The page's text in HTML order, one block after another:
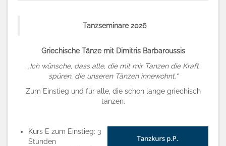
Tanzseminare 2026
Griechische Tänze mitDimitris Barbaroussis
„Ich wünsche, dass alle, die mit mir Tanzen die Kraft
spüren, die unseren Tänzen innewohnt.“
Zum Einstieg und für alle, die schon lange griechisch
tanzen.
Kurs E zum Einstieg: 3
Stunden